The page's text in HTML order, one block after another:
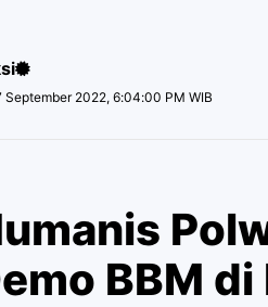
September 2022, 6:04:00 PM WIB
BBM